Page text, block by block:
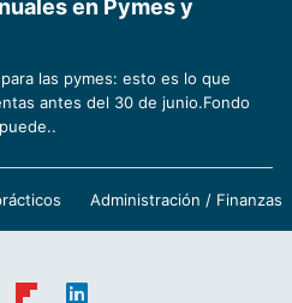
en Pymes y
las pymes: esto es lo que
antes del 30 de junio.Fondo
Administración / Finanzas